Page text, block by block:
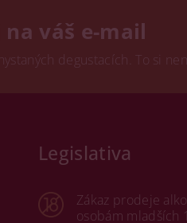
váš e-mail
degustacích. To si
Legislativa
Zákaz prodeje
osobám mladších